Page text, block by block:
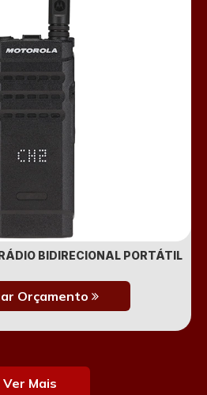
BIDIRECIONAL PORTÁTIL
Orçamento
Ver Mais